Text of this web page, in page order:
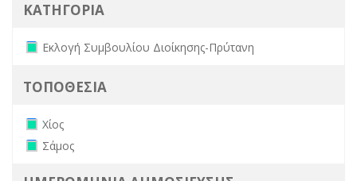
ΚΑΤΗΓΟΡΙΑ
Remove Εκλογή Συμβουλίου Διοίκησης-Πρύτανη filter
Εκλογή Συμβουλίου Διοίκησης-Πρύτανη
ΤΟΠΟΘΕΣΙΑ
Remove Χίος filter
Χίος
Remove Σάμος filter
Σάμος